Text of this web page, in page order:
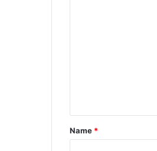
*
Name *